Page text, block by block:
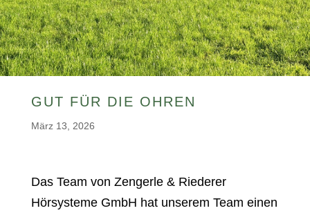
GUT FÜR DIE OHREN
März 13, 2026
Das Team von Zengerle & Riederer
Hörsysteme GmbH hat unserem Team einen